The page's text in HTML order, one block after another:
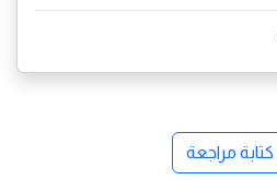
كتابة مراجعة